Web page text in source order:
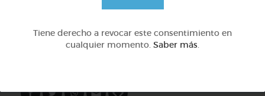
DOCS (4)
Tiene derecho a revocar este consentimiento en
cualquier momento. Saber más.